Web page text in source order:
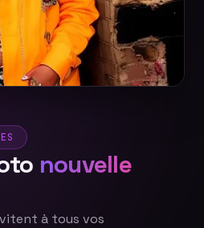
nouvelle
à tous vos